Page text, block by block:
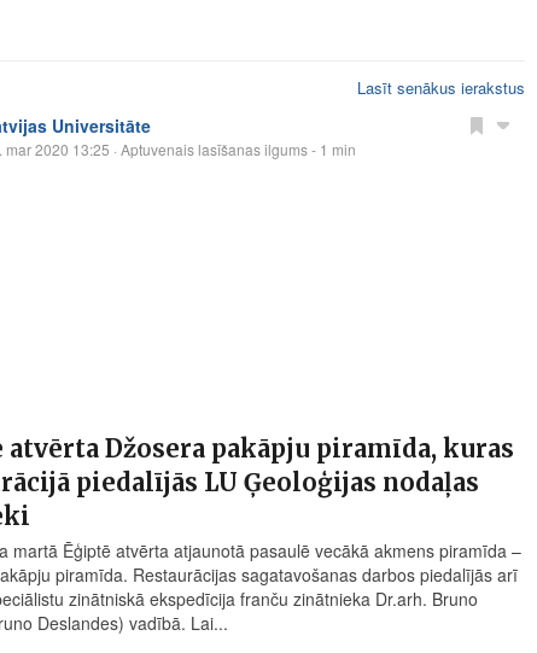
Lasīt senākus ierakstus
Universitāte
mar 2020 13:25 · Aptuvenais lasīšanas ilgums - 1 min
atvērta Džosera pakāpju piramīda, kuras
piedalījās LU Ģeoloģijas nodaļas
martā Ēģiptē atvērta atjaunotā pasaulē vecākā akmens piramīda –
piramīda. Restaurācijas sagatavošanas darbos piedalījās arī
zinātniskā ekspedīcija franču zinātnieka Dr.arh. Bruno
Deslandes) vadībā. Lai...